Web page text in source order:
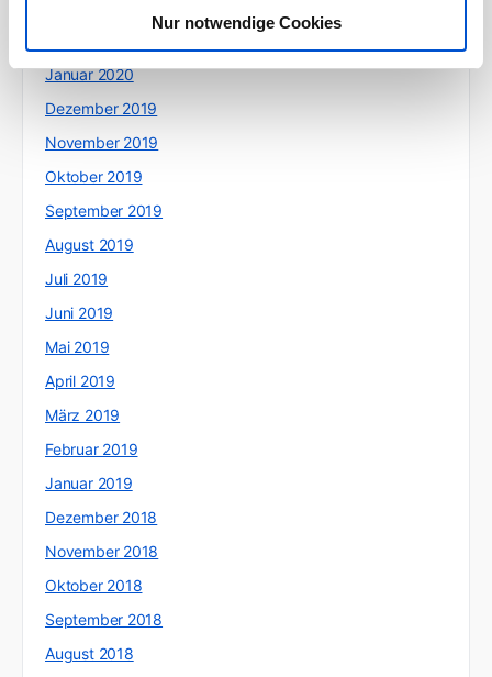
Nur notwendige Cookies
Januar 2020
Dezember 2019
November 2019
Oktober 2019
September 2019
August 2019
Juli 2019
Juni 2019
Mai 2019
April 2019
März 2019
Februar 2019
Januar 2019
Dezember 2018
November 2018
Oktober 2018
September 2018
August 2018